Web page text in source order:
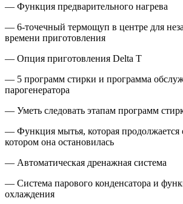
— Функция предварительного нагрева
— 6-точечный термощуп в центре для
времени приготовления
— Опция приготовления Delta T
— 5 программ стирки и программа
парогенератора
— Уметь следовать этапам программ
— Функция мытья, которая продолжается
котором она остановилась
— Автоматическая дренажная система
— Система парового конденсатора и
охлаждения